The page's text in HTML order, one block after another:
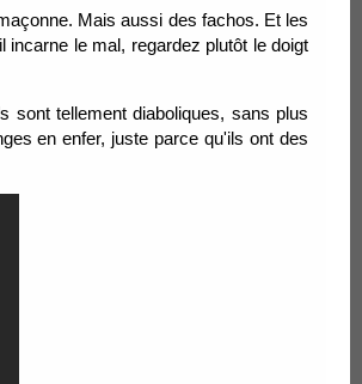
Mais aussi des fachos. Et les
le mal, regardez plutôt le doigt
sont tellement diaboliques, sans plus
en enfer, juste parce qu'ils ont des